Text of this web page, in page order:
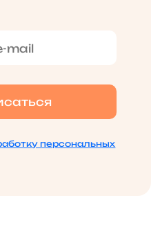
персональных